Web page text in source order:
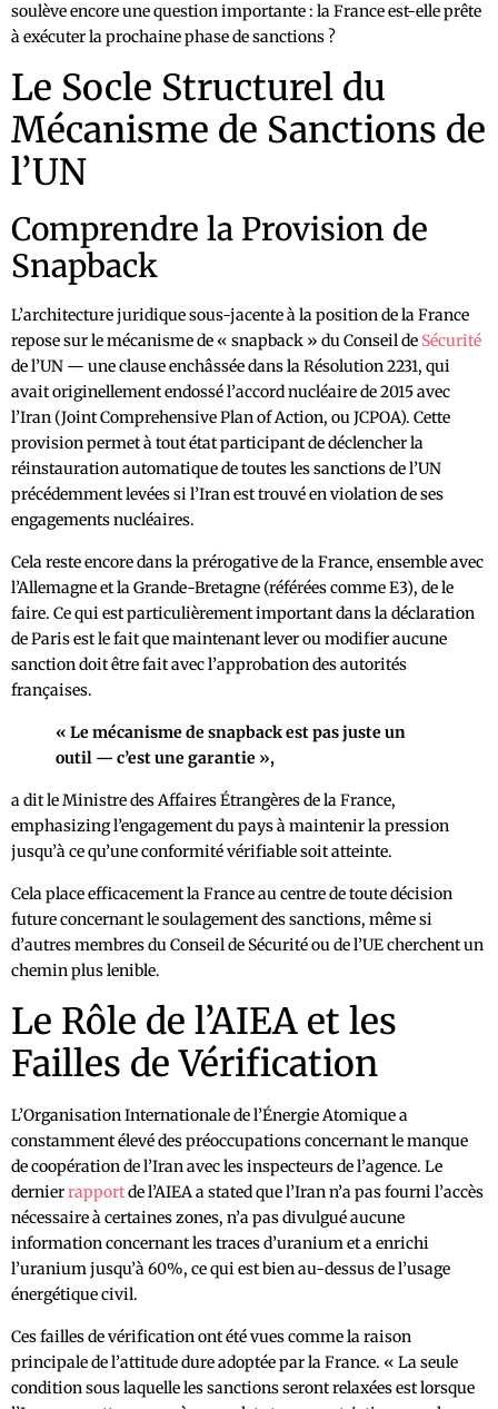
soulève encore une question importante : la France est-elle prête
à exécuter la prochaine phase de sanctions ?
Le Socle Structurel du
Mécanisme de Sanctions de
l’UN
Comprendre la Provision de
Snapback
L’architecture juridique sous-jacente à la position de la France
repose sur le mécanisme de « snapback » du Conseil de Sécurité
de l’UN — une clause enchâssée dans la Résolution 2231, qui
avait originellement endossé l’accord nucléaire de 2015 avec
l’Iran (Joint Comprehensive Plan of Action, ou JCPOA). Cette
provision permet à tout état participant de déclencher la
réinstauration automatique de toutes les sanctions de l’UN
précédemment levées si l’Iran est trouvé en violation de ses
engagements nucléaires.
Cela reste encore dans la prérogative de la France, ensemble avec
l’Allemagne et la Grande-Bretagne (référées comme E3), de le
faire. Ce qui est particulièrement important dans la déclaration
de Paris est le fait que maintenant lever ou modifier aucune
sanction doit être fait avec l’approbation des autorités
françaises.
« Le mécanisme de snapback est pas juste un
outil — c’est une garantie »,
a dit le Ministre des Affaires Étrangères de la France,
emphasizing l’engagement du pays à maintenir la pression
jusqu’à ce qu’une conformité vérifiable soit atteinte.
Cela place efficacement la France au centre de toute décision
future concernant le soulagement des sanctions, même si
d’autres membres du Conseil de Sécurité ou de l’UE cherchent un
chemin plus lenible.
Le Rôle de l’AIEA et les
Failles de Vérification
L’Organisation Internationale de l’Énergie Atomique a
constamment élevé des préoccupations concernant le manque
de coopération de l’Iran avec les inspecteurs de l’agence. Le
dernierrapportde l’AIEA a stated que l’Iran n’a pas fourni l’accès
nécessaire à certaines zones, n’a pas divulgué aucune
information concernant les traces d’uranium et a enrichi
l’uranium jusqu’à 60%, ce qui est bien au-dessus de l’usage
énergétique civil.
Ces failles de vérification ont été vues comme la raison
principale de l’attitude dure adoptée par la France. « La seule
condition sous laquelle les sanctions seront relaxées est lorsque